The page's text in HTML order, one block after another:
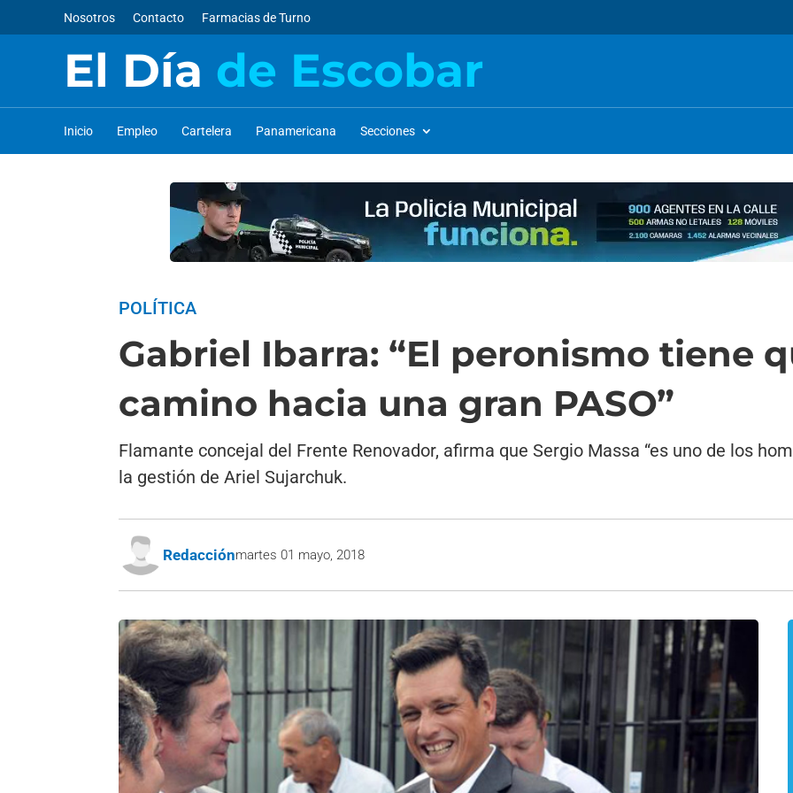
Nosotros Contacto Farmacias de Turno
El Día de Escobar
Inicio Empleo Cartelera Panamericana Secciones
POLÍTICA
Gabriel Ibarra: “El peronismo tiene
camino hacia una gran PASO”
Flamante concejal del Frente Renovador, afirma que Sergio Massa “es uno de los
la gestión de Ariel Sujarchuk.
Redacciónmartes 01 mayo, 2018